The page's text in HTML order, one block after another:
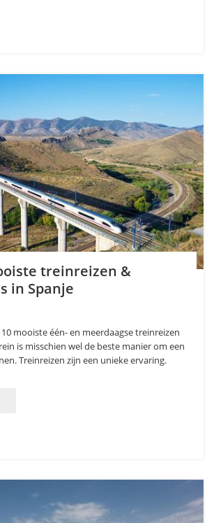
treinreizen &
in Spanje
mooiste één- en meerdaagse treinreizen
is misschien wel de beste manier om een
Treinreizen zijn een unieke ervaring.